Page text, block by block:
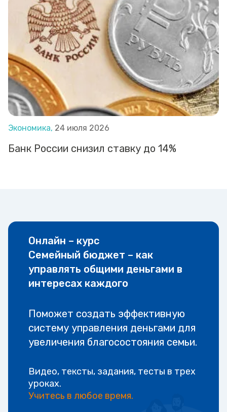
Экономика, 24 июля 2026
Банк России снизил ставку до 14%
Онлайн – курс
Семейный бюджет – как
управлять общими деньгами в
интересах каждого
Поможет создать эффективную
систему управления деньгами для
увеличения благосостояния семьи.
Видео, тексты, задания, тесты в трех
уроках.
Учитесь в любое время.